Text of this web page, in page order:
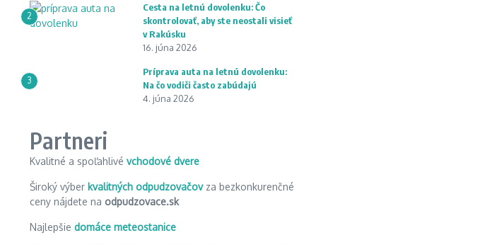
2
Cesta na letnú dovolenku: Čo
skontrolovať, aby ste neostali visieť
v Rakúsku
16. júna 2026
3
Príprava auta na letnú dovolenku:
Na čo vodiči často zabúdajú
4. júna 2026
Partneri
Kvalitné a spoľahlivé vchodové dvere
Široký výber kvalitných odpudzovačovza bezkonkurenčné
ceny nájdete na odpudzovace.sk
Najlepšie domáce meteostanice